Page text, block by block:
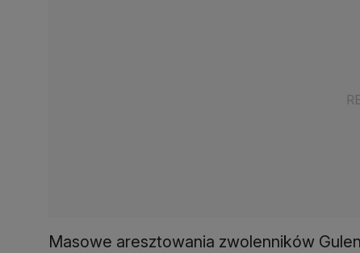
Masowe aresztowania zwolenników